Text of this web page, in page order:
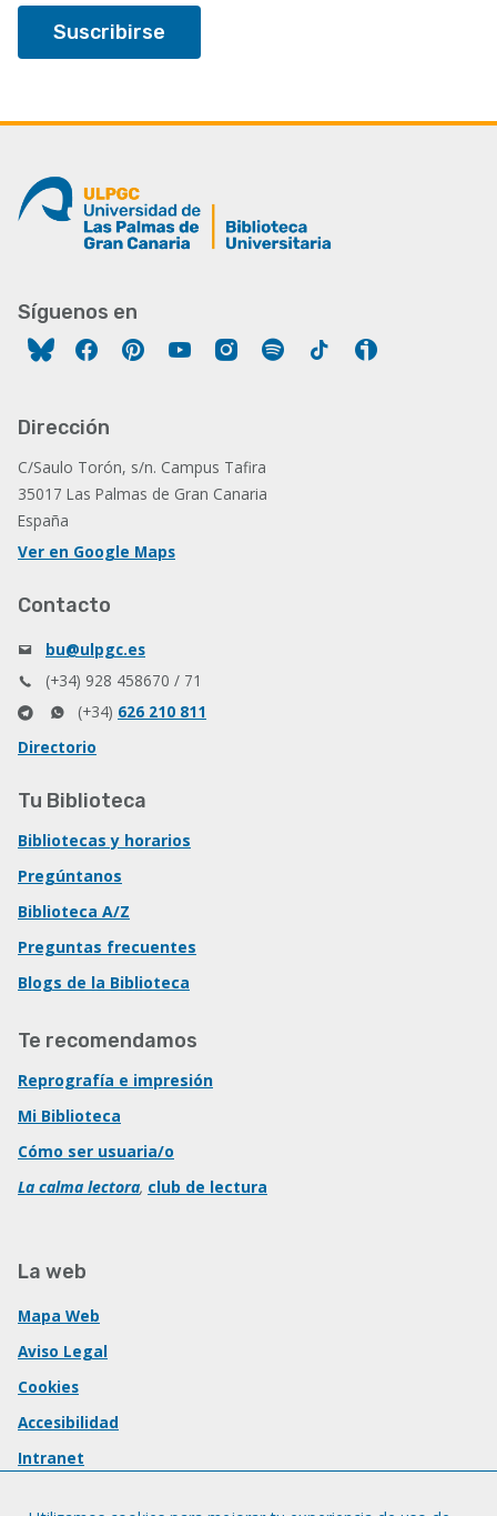
Síguenos en
FacebookPinterestYouTubeInstagram
Spotify Tiktok
Dirección
C/Saulo Torón, s/n. Campus Tafira
35017 Las Palmas de Gran Canaria
España
Ver en Google Maps
Contacto
bu@ulpgc.es
(+34) 928 458670 / 71
(+34) 626 210 811
Directorio
Tu Biblioteca
Bibliotecas y horarios
Pregúntanos
Biblioteca A/Z
Preguntas frecuentes
Blogs de la Biblioteca
Te recomendamos
Reprografía e impresión
Mi Biblioteca
Cómo ser usuaria/o
La calma lectora, club de lectura
La web
Mapa Web
Aviso Legal
Cookies
Accesibilidad
Intranet